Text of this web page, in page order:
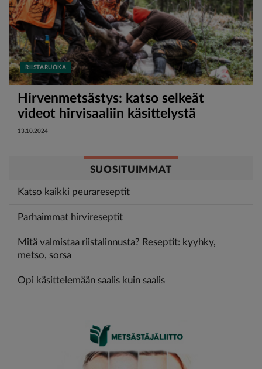
RIISTARUOKA
Hirvenmetsästys: katso selkeät
videot hirvisaaliin käsittelystä
13.10.2024
SUOSITUIMMAT
Katso kaikki peurareseptit
Parhaimmat hirvireseptit
Mitä valmistaa riistalinnusta? Reseptit: kyyhky,
metso, sorsa
Opi käsittelemään saalis kuin saalis